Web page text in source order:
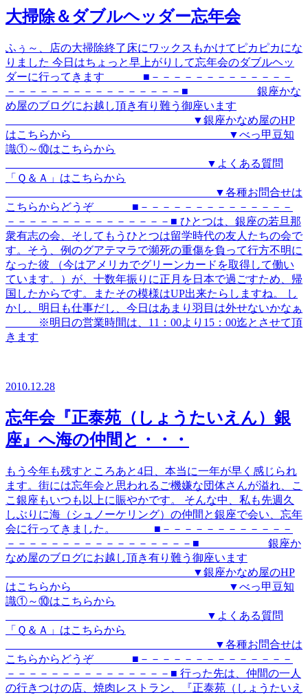
大掃除＆ダブルヘッダー忘年会
ふぅ～、店の大掃除終了床にワックスもかけてピカピカにな
りました 今日はちょっと早上がりして忘年会のダブルヘッ
ダーに行ってきます ■－－－－－－－－－－－－－
－－－－－－－－－－－－－－－－■ 銀座かな
め屋のブログにお越し頂き有り難う御座います
▼銀座かなめ屋のHP
はこちらから ▼べっ甲豆知
識①～⑩はこちらから
▼よくある質問
「Ｑ＆Ａ」はこちらから
▼各種お問合せは
こちらからどうぞ ■－－－－－－－－－－－－－－
－－－－－－－－－－－－－－－■ ひとつは、銀座の若旦那
衆有志の会、そしてもうひとつは留学時代の友人たちの会で
す。そう、例のグアテマラで瀕死の重傷を負って行方不明に
なった彼 （今はアメリカでグリーンカードを取得して働い
ています。）が、十数年振りに正月を日本で過ごすため、帰
国したからです。またその模様はUP出来たらしますね。 し
かし、明日も仕事だし、今日はあまり羽目は外せないかなぁ
※明日の営業時間は、11：00より15：00迄とさせて頂
きます
2010.12.28
忘年会『正泰苑（しょうたいえん）銀
座』へ海の仲間と・・・
もう今年も残すところあと4日、本当に一年が早く感じられ
ます。街には忘年会と思われるご機嫌な団体さんが溢れ、こ
こ銀座もいつも以上に賑やかです。 そんな中、私も先週久
しぶりに海（シュノーケリング）の仲間と銀座で会い、忘年
会に行ってきました。 ■－－－－－－－－－－－－
－－－－－－－－－－－－－－－－－■ 銀座か
なめ屋のブログにお越し頂き有り難う御座います
▼銀座かなめ屋のHP
はこちらから ▼べっ甲豆知
識①～⑩はこちらから
▼よくある質問
「Ｑ＆Ａ」はこちらから
▼各種お問合せは
こちらからどうぞ ■－－－－－－－－－－－－－－
－－－－－－－－－－－－－－－■ 行った先は、仲間の一人
の行きつけの店、焼肉レストラン、『正泰苑（しょうたいえ